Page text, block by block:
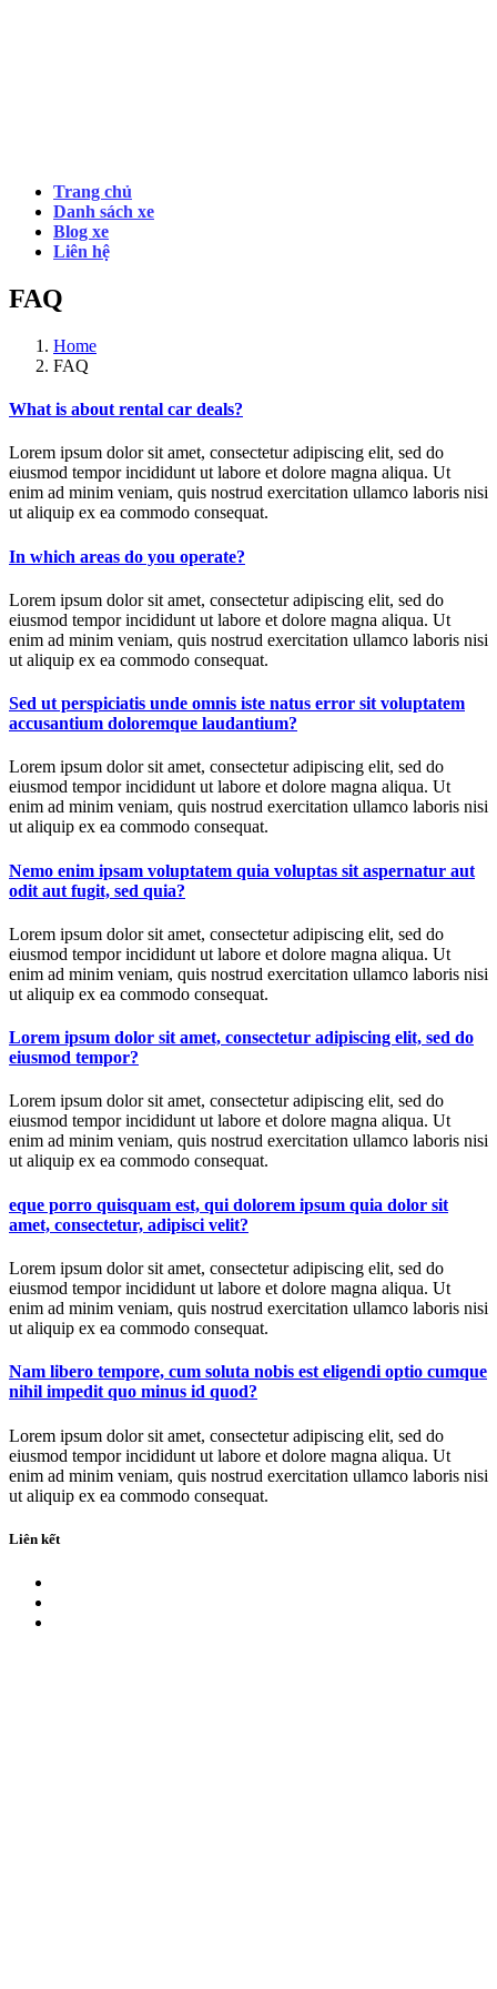
Trang chủ
Danh sách xe
Blog xe
Liên hệ
FAQ
Home
FAQ
What is about rental car deals?
Lorem ipsum dolor sit amet, consectetur adipiscing elit, sed do
eiusmod tempor incididunt ut labore et dolore magna aliqua. Ut
enim ad minim veniam, quis nostrud exercitation ullamco laboris nisi
ut aliquip ex ea commodo consequat.
In which areas do you operate?
Lorem ipsum dolor sit amet, consectetur adipiscing elit, sed do
eiusmod tempor incididunt ut labore et dolore magna aliqua. Ut
enim ad minim veniam, quis nostrud exercitation ullamco laboris nisi
ut aliquip ex ea commodo consequat.
Sed ut perspiciatis unde omnis iste natus error sit voluptatem
accusantium doloremque laudantium?
Lorem ipsum dolor sit amet, consectetur adipiscing elit, sed do
eiusmod tempor incididunt ut labore et dolore magna aliqua. Ut
enim ad minim veniam, quis nostrud exercitation ullamco laboris nisi
ut aliquip ex ea commodo consequat.
Nemo enim ipsam voluptatem quia voluptas sit aspernatur aut
odit aut fugit, sed quia?
Lorem ipsum dolor sit amet, consectetur adipiscing elit, sed do
eiusmod tempor incididunt ut labore et dolore magna aliqua. Ut
enim ad minim veniam, quis nostrud exercitation ullamco laboris nisi
ut aliquip ex ea commodo consequat.
Lorem ipsum dolor sit amet, consectetur adipiscing elit, sed do
eiusmod tempor?
Lorem ipsum dolor sit amet, consectetur adipiscing elit, sed do
eiusmod tempor incididunt ut labore et dolore magna aliqua. Ut
enim ad minim veniam, quis nostrud exercitation ullamco laboris nisi
ut aliquip ex ea commodo consequat.
eque porro quisquam est, qui dolorem ipsum quia dolor sit
amet, consectetur, adipisci velit?
Lorem ipsum dolor sit amet, consectetur adipiscing elit, sed do
eiusmod tempor incididunt ut labore et dolore magna aliqua. Ut
enim ad minim veniam, quis nostrud exercitation ullamco laboris nisi
ut aliquip ex ea commodo consequat.
Nam libero tempore, cum soluta nobis est eligendi optio cumque
nihil impedit quo minus id quod?
Lorem ipsum dolor sit amet, consectetur adipiscing elit, sed do
eiusmod tempor incididunt ut labore et dolore magna aliqua. Ut
enim ad minim veniam, quis nostrud exercitation ullamco laboris nisi
ut aliquip ex ea commodo consequat.
Liên kết